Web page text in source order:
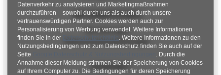
INFORMATIONEN
Verordnungen
Datenschutzbestimmungen
KONTAKT
Datenverkehr zu analysieren und Marketingmaßnahmen
durchzuführen – sowohl durch uns als auch durch unsere
vertrauenswürdigen Partner. Cookies werden auch zur
Personalisierung von Werbung verwendet. Weitere Informationen
finden Sie in der
Datenschutzrichtlinie. Weitere Informationen zu den
Nutzungsbedingungen und zum Datenschutz finden Sie auch auf der
Seite
. Durch die
Annahme dieser Meldung stimmen Sie der Speicherung von Cookies
auf Ihrem Computer zu. Die Bedingungen für deren Speicherung